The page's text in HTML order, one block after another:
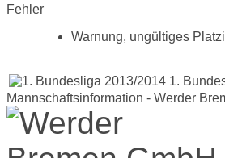
Fehler
Warnung, ungültiges
1.
Mannschaftsinformation - Werder